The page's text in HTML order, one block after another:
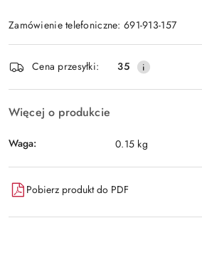
Zamówienie telefoniczne: 691-913-157
Wyślij
i
dostawa
Cena przesyłki: 35
Więcej o produkcie
Waga: 0.15 kg
Pobierz produkt do PDF